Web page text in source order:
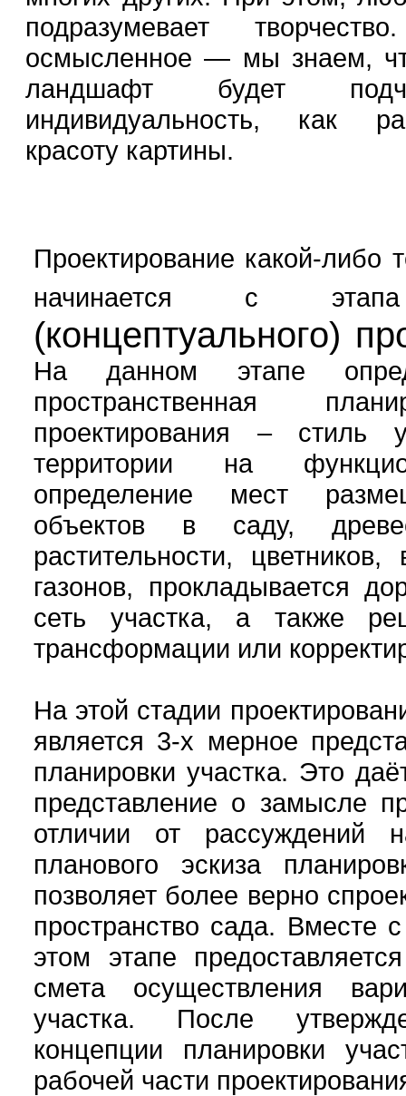
подразумевает
осмысленное — мы знаем,
ландшафт будет
индивидуальность, как
красоту картины.
Проектирование какой-либо
начинается с
(концептуального)
На данном этапе
пространственная
проектирования – стиль
территории на
определение мест
объектов в саду,
растительности,
газонов, прокладывается
сеть участка, а также
трансформации или
На этой стадии
является 3-х мерное
планировки участка. Это
представление о замысле
отличии от рассуждений
планового эскиза
позволяет более верно
пространство сада. Вместе
этом этапе
смета осуществления
участка. После
концепции планировки
рабочей части